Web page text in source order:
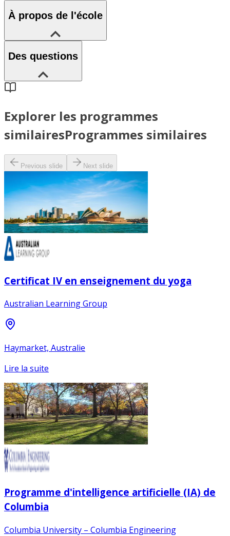
À propos de l'école
Des questions
Explorer les programmes
similairesProgrammes similaires
Previous slide Next slide
Certificat IV en enseignement du yoga
Australian Learning Group
Haymarket, Australie
Lire la suite
Programme d'intelligence artificielle (IA) de
Columbia
Columbia University – Columbia Engineering